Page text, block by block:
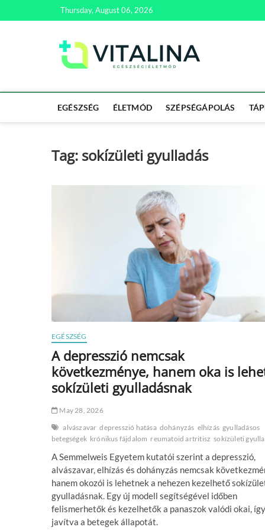
to
Thursday, August 06, 2026
EGÉSZSÉG ÉLETMÓD SZÉPSÉGÁPOLÁS
Tag: sokízületi gyulladás
EGÉSZSÉG
A depresszió nemcsak
következménye, hanem oka is
sokízületi gyulladásnak
May 28, 2026
alvászavar depresszió hatása dohányzás elhízás gyulladásos
betegségek krónikus fájdalom reumatoid artritisz sokízületi
A Semmelweis Egyetem kutatói szerint a depresszió,
alvászavar, elhízás és dohányzás nemcsak
hanem okozói is lehetnek a nehezen kezelhető
gyulladásnak. Egy új modell segítségével időben
felismerhetők és kezelhetők a panaszok valódi okai, így
javítva a betegek állapotát.